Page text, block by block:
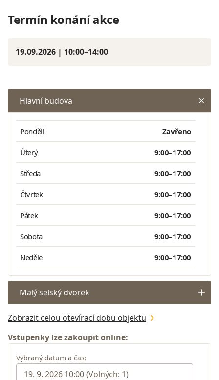
Termín konání akce
19.09.2026 | 10:00–14:00
Hlavní budova
Pondělí Zavřeno
Úterý 9:00–17:00
Středa 9:00–17:00
Čtvrtek 9:00–17:00
Pátek 9:00–17:00
Sobota 9:00–17:00
Neděle 9:00–17:00
Malý selský dvorek
Zobrazit celou otevírací dobu objektu
Vstupenky lze zakoupit online:
Vybraný datum a čas: